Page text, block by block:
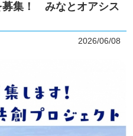
募集！ みなとオアシス
2026/06/08